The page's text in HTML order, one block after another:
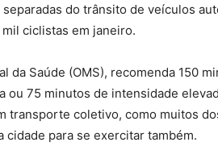
do trânsito de veículos
ciclistas em janeiro.
da Saúde (OMS), recomenda 150
ou 75 minutos de intensidade
transporte coletivo, como muitos
cidade para se exercitar também.